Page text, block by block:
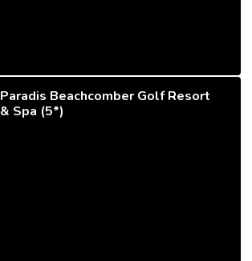
Paradis Beachcomber Golf Resort
& Spa (5*)